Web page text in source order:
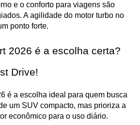
e o conforto para viagens são
A agilidade do motor turbo no
ponto forte.
2026 é a escolha certa?
Drive!
é a escolha ideal para quem busca
um SUV compacto, mas prioriza a
econômico para o uso diário.